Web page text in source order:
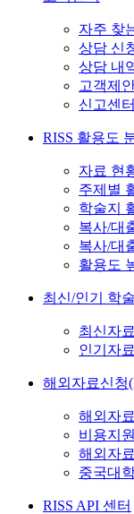
자주 찾
상담 신
상담 내
고객제
신고센터
RISS 활용도
자료 현
주제별
학술지
복사/대
복사/대
활용도
최신/인기 학
최신자료
인기자료
해외자료신청
해외자
비용지
해외자
중국대
RISS API 센터